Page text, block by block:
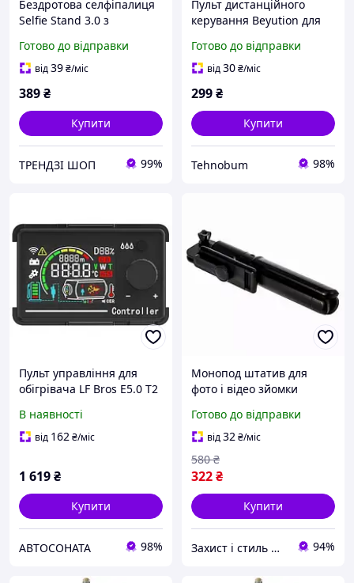
Бездротова селфіпалиця
Selfie Stand 3.0 з
з пультом дистанційного
керування
Готово до відправки
від39₴/міс
389₴
Купити
ТРЕНДЗІ ШОП 99%
Пульт дистанційного
керування Beyution для
Bluetooth Bookshelf
Speakers-2.0
Готово до відправки
від30₴/міс
299₴
Купити
Tehnobum 98%
Пульт управління для
обігрівача LF Bros E5.0 T2
В наявності
від 162₴/міс
1 619₴
Купити
АВТОСОНАТА 98%
Монопод штатив для
фото і відео зйомки
управлінням з пульта
висота 0.68м
Готово до відправки
від32₴/міс
322₴
580 ₴
Купити
Захист і стиль — в одному магазині 94%